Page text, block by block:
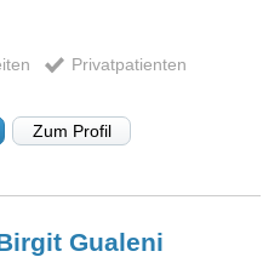
Privatpatienten
Zum Profil
Gualeni